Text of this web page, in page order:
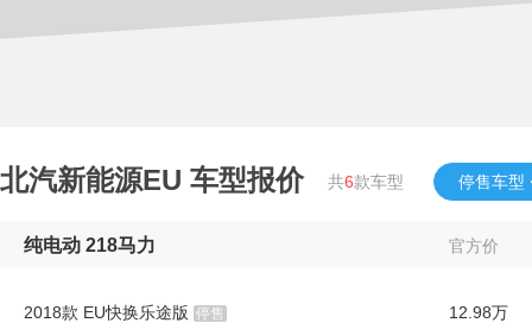
北汽新能源EU 车型报价 共6款车型 停售车型
纯电动 218马力 官方价
2018款 EU快换乐途版 停售 12.98万